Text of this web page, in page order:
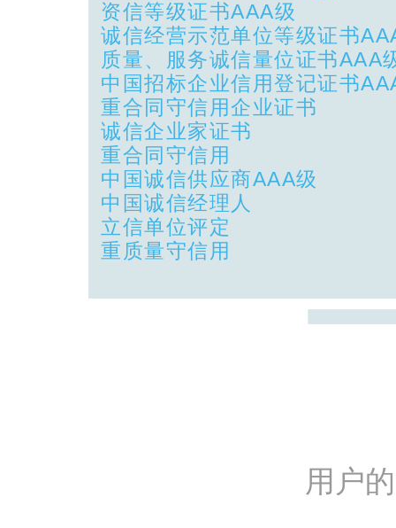
资信等级证书AAA级
诚信经营示范单位等级证书
质量、服务诚信量位证书AAA
中国招标企业信用登记证书
重合同守信用企业证书
诚信企业家证书
重合同守信用
中国诚信供应商AAA级
中国诚信经理人
立信单位评定
重质量守信用
用户